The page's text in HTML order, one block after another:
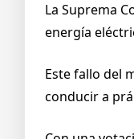
La Suprema
energía
Este fallo del
conducir a